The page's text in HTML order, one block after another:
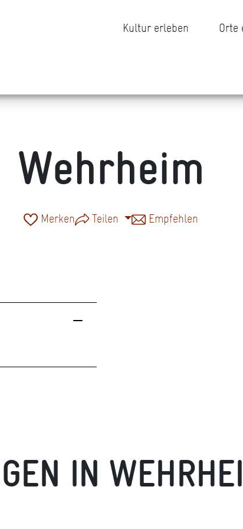
Kultur erleben Orte
Wehrheim
Merken Teilen Empfehlen
IN